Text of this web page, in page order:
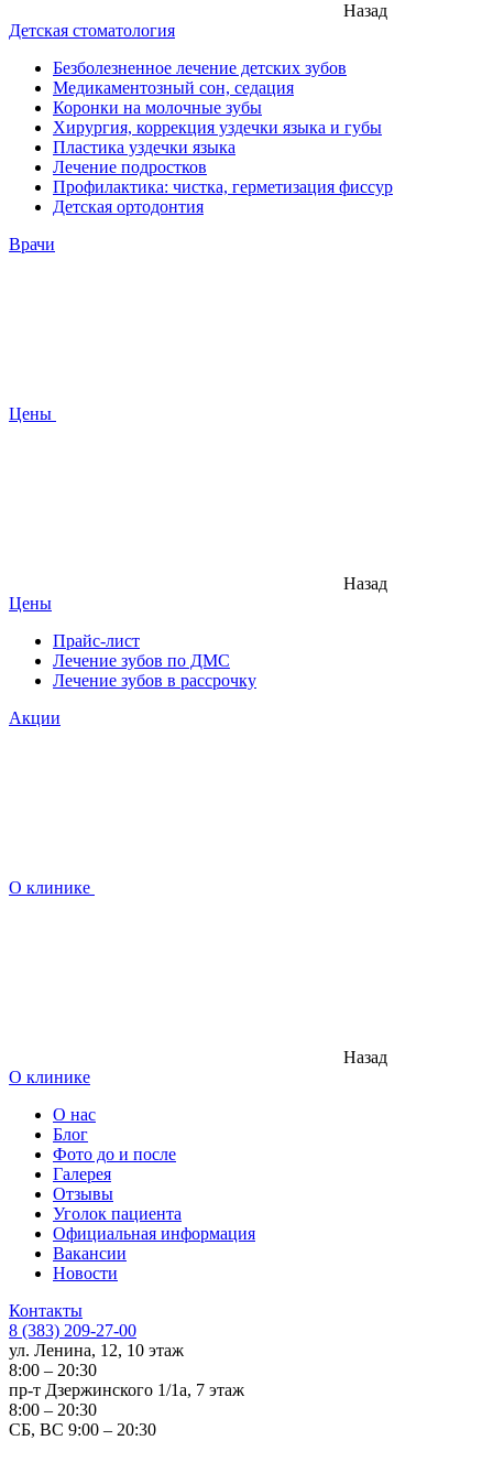
Назад
Детская стоматология
Безболезненное лечение детских зубов
Медикаментозный сон, седация
Коронки на молочные зубы
Хирургия, коррекция уздечки языка и губы
Пластика уздечки языка
Лечение подростков
Профилактика: чистка, герметизация фиссур
Детская ортодонтия
Врачи
Цены
Назад
Цены
Прайс-лист
Лечение зубов по ДМС
Лечение зубов в рассрочку
Акции
О клинике
Назад
О клинике
О нас
Блог
Фото до и после
Галерея
Отзывы
Уголок пациента
Официальная информация
Вакансии
Новости
Контакты
8 (383) 209-27-00
ул. Ленина, 12, 10 этаж
8:00 – 20:30
пр-т Дзержинского 1/1а, 7 этаж
8:00 – 20:30
СБ, ВС 9:00 – 20:30